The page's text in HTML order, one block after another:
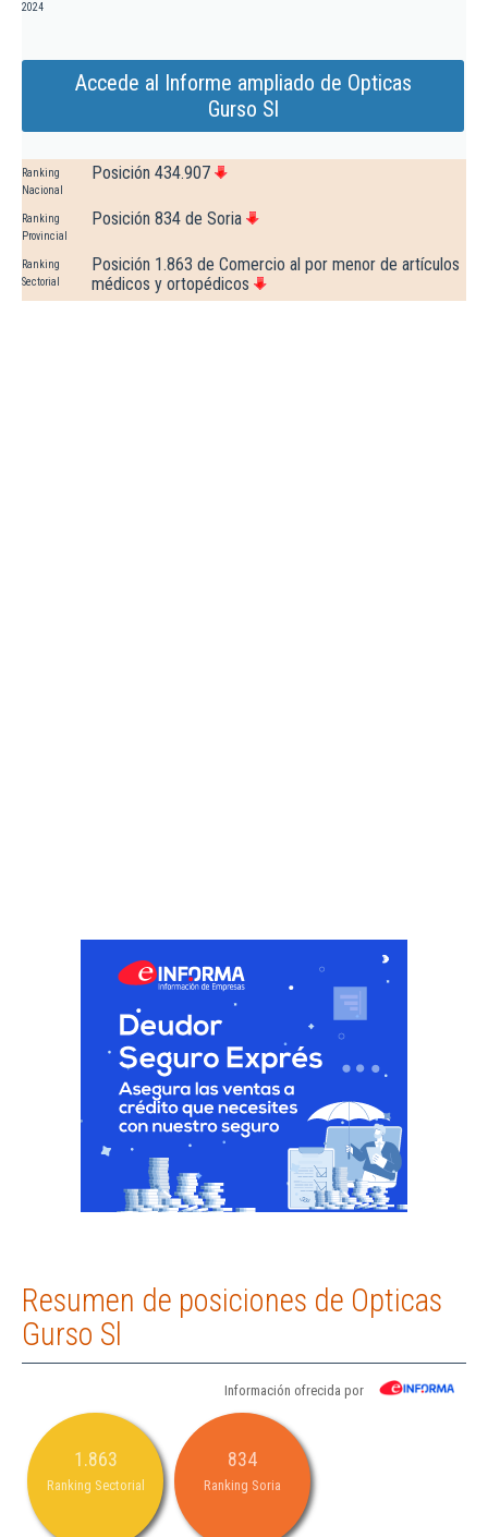
2024
Accede al Informe ampliado de Opticas
Gurso Sl
Ranking
Nacional
Posición 434.907
Ranking
Provincial
Posición 834 de Soria
Ranking
Sectorial
Posición 1.863 de Comercio al por menor de artículos
médicos y ortopédicos
Resumen de posiciones de Opticas
Gurso Sl
Información ofrecida por
1.863
Ranking Sectorial
834
Ranking Soria